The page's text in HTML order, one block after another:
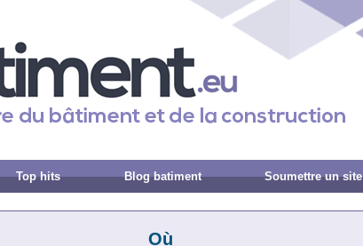
Top hits Blog batiment Soumettre un site
Où